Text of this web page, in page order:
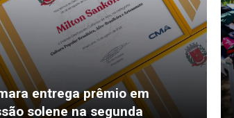
entrega prêmio em
solene na segunda